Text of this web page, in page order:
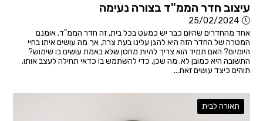
עיצוב חדר הממ"ד בצורה נעימה
25/02/2024
אחד מהחדרים שהיום כבר יש כמעט בכל בית, זה חדר הממ"ד. אומנם
המטרה של החדר הזה היא להגן עלינו בעת צרה, אך מה עושים איתו בחיי
היומיום? האם תמיד הוא צריך להיות מחסן שלא באמת עושים בו שימוש?
התשובה היא כמובן לא. מה שכן, כדי להשתמש בו כדאי תחילה לעצב אותו.
תוהים כיצד עושים זאת...
תאורה לבית